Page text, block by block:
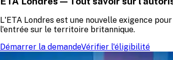
L'ETA Londres est une nouvelle exigence
l'entrée sur le territoire britannique.
Démarrer la demandeVérifier l'éligibilité